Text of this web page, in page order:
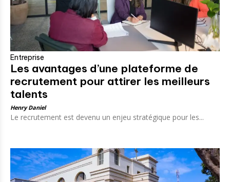
Entreprise
Les avantages d’une plateforme de
recrutement pour attirer les meilleurs
talents
Henry Daniel
Le recrutement est devenu un enjeu stratégique pour les...